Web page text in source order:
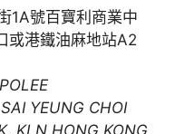
1A號百寶利商業中
或港鐵油麻地站A2
YEUNG CHOI
KLN HONG KONG